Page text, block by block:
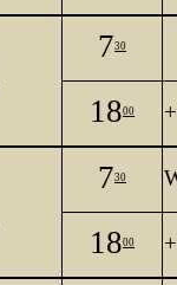
730
1800
730
1800